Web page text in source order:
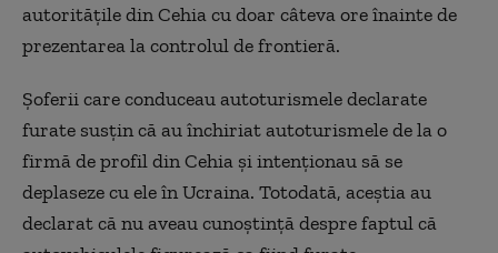
autorităţile din Cehia cu doar câteva ore înainte de
prezentarea la controlul de frontieră.
Șoferii care conduceau autoturismele declarate
furate susțin că au închiriat autoturismele de la o
firmă de profil din Cehia şi intenţionau să se
deplaseze cu ele în Ucraina. Totodată, aceştia au
declarat că nu aveau cunoştinţă despre faptul că